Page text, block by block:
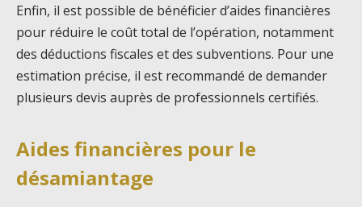
Enfin, il est possible de bénéficier d’aides financières
pour réduire le coût total de l’opération, notamment
des déductions fiscales et des subventions. Pour une
estimation précise, il est recommandé de demander
plusieurs devis auprès de professionnels certifiés.
Aides financières pour le
désamiantage